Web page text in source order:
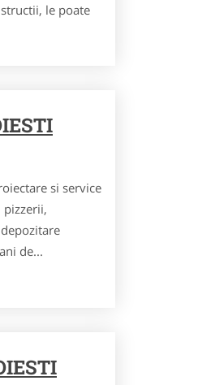
le poate
si service
pizzerii,
de...